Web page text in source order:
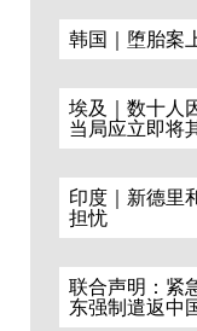
韩国｜堕胎案
埃及｜数十人
当局应立即将
印度｜新德里
担忧
联合声明：紧
东强制遣返中